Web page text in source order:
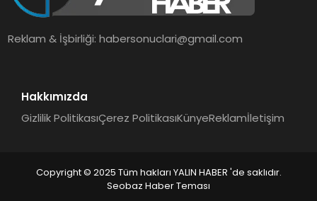
Reklam & İşbirliği:habersonuclari@gmail.com
Hakkımızda
Gizlilik PolitikasıÇerez PolitikasıKünyeReklamİletişim
Copyright © 2025 Tüm hakları YALIN HABER 'de saklıdır.
Seobaz Haber Teması